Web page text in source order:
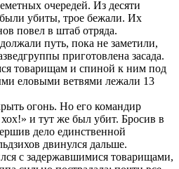
очередей. Из десяти
убиты, трое бежали. Их
повел в штаб отряда.
путь, пока не заметили,
приготовлена засада.
товарищам и спиной к ним под
еловыми ветвями лежали 13
огонь. Но его командир
и тут же был убит. Бросив в
дело единственной
двинулся дальше.
с задержавшимися товарищами,